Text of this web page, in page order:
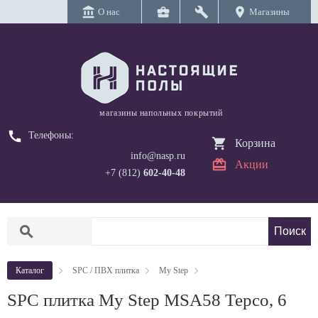
account_balance О нас business_center build location_on Магазины
магазины напольных покрытий
call
Телефоны:
info@nasp.ru
+7 (812) 602-40-48
Корзина
Акции
search
Каталог SPC / ПВХ плитка My Step
SPC плитка My Step MSA58 Терсо, 6